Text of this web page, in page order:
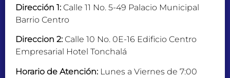
Dirección 1: Calle 11 No. 5-49 Palacio Municipal
Barrio Centro
Direccion 2: Calle 10 No. 0E-16 Edificio Centro
Empresarial Hotel Tonchalá
Horario de Atención: Lunes a Viernes de 7:00